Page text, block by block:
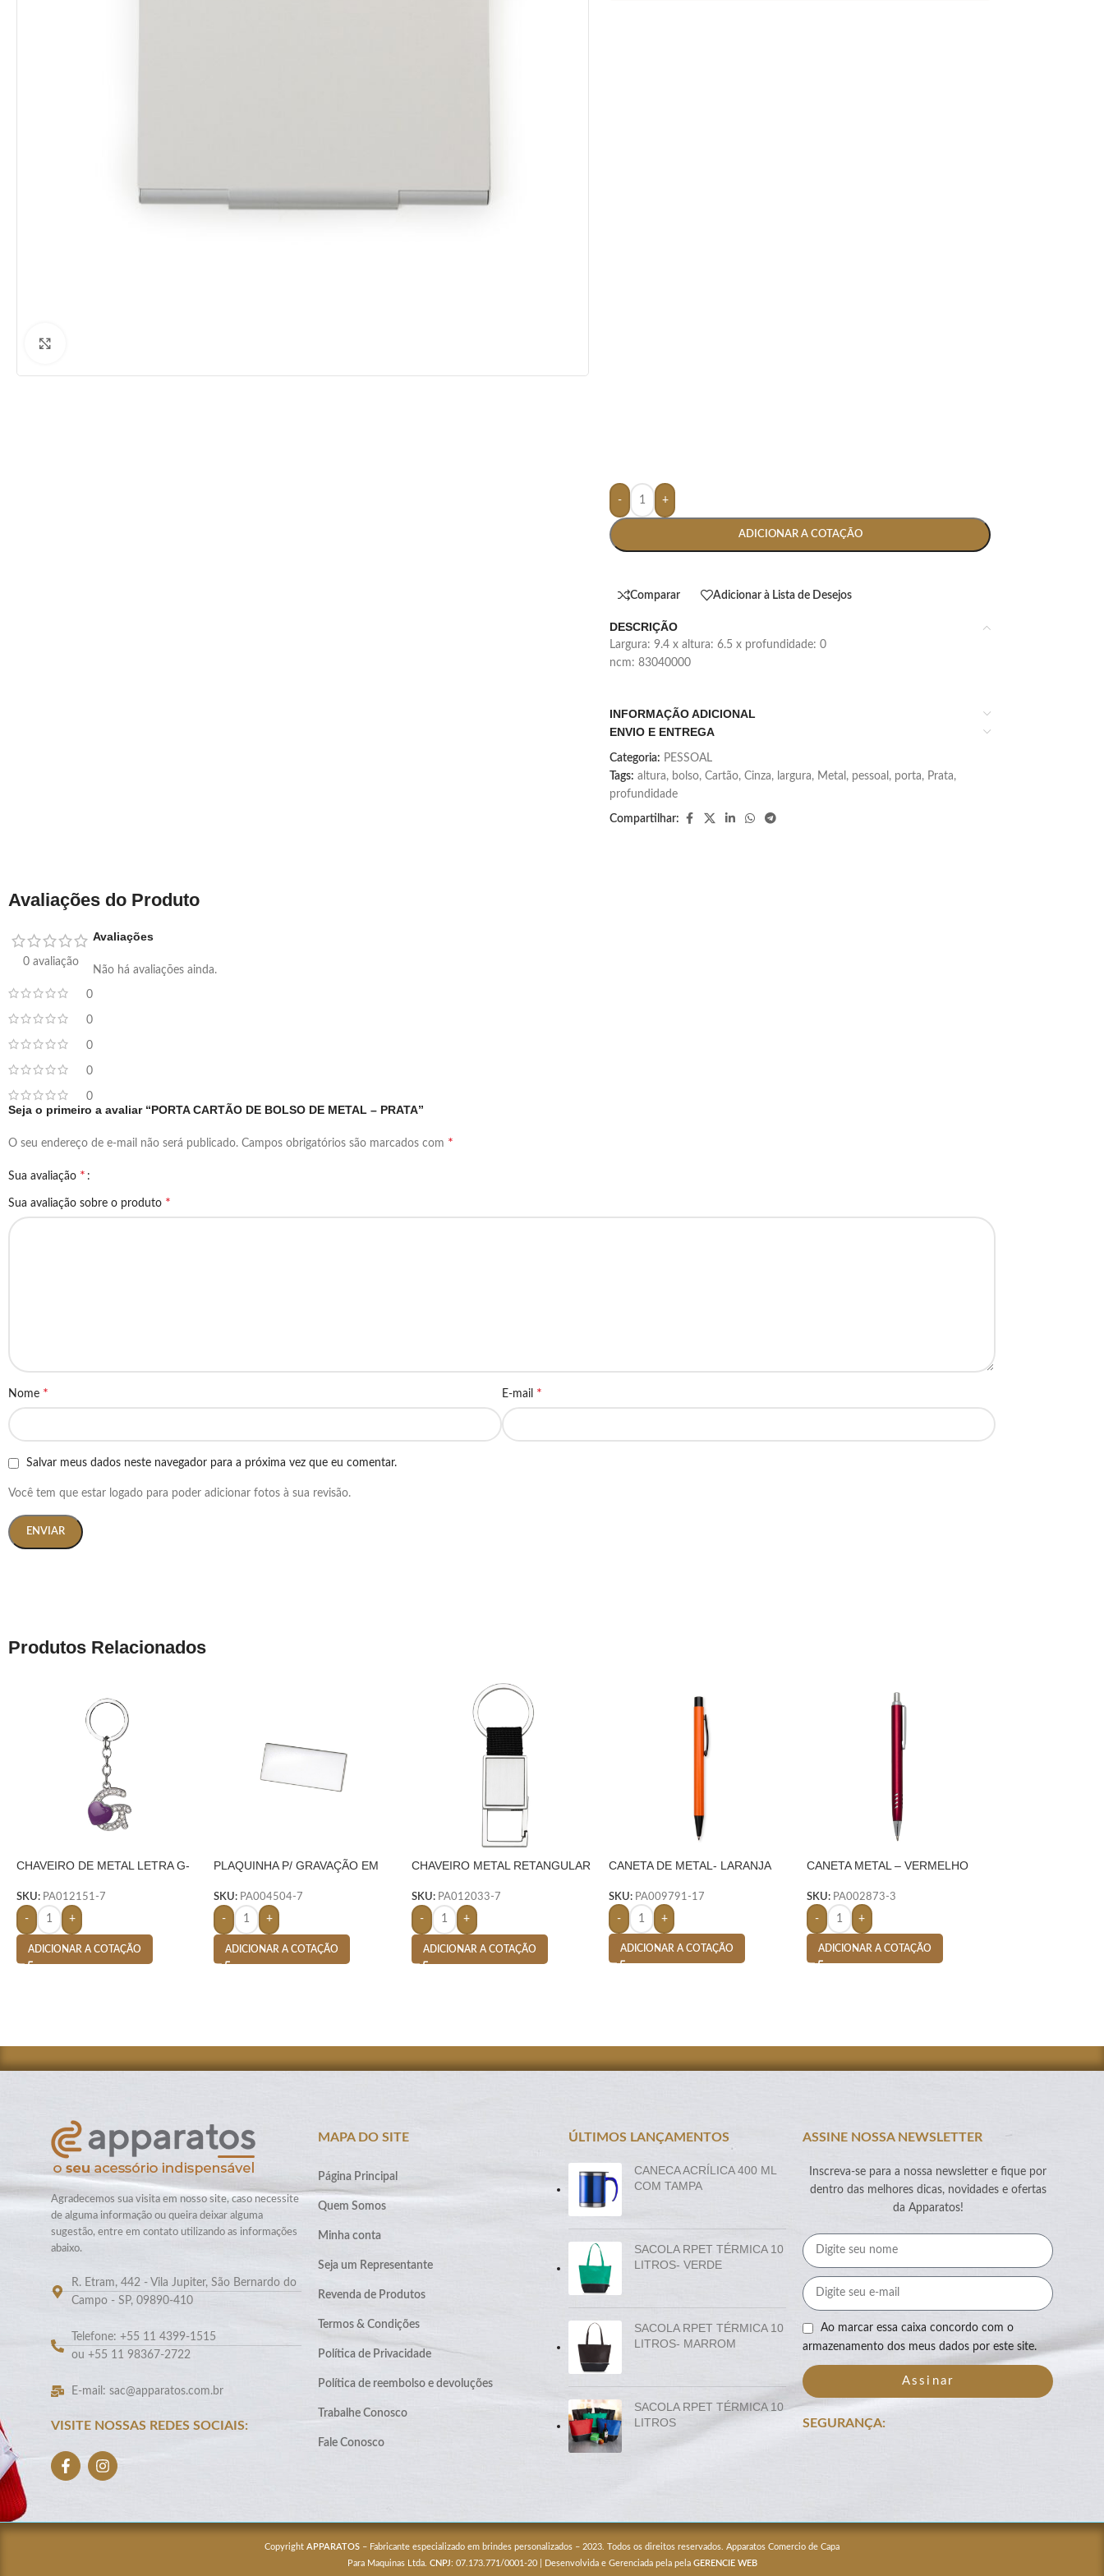
- +
ADICIONAR A COTAÇÃO
Comparar Adicionar à Lista de Desejos
DESCRIÇÃO
largura: 9.4 x altura: 6.5 x profundidade: 0
ncm: 83040000
INFORMAÇÃO ADICIONAL
ENVIO E ENTREGA
Categoria: PESSOAL
Tags: altura, bolso, Cartão, Cinza, largura, Metal , pessoal , porta, Prata,
profundidade
Compartilhar:
Avaliações do Produto
0 avaliação
0
0
0
0
0
Avaliações
Não há avaliações ainda.
Seja o primeiro a avaliar “PORTA CARTÃO DE BOLSO DE METAL – PRATA”
O seu endereço de e-mail não será publicado. Campos obrigatórios são marcados com *
Sua avaliação *
Sua avaliação sobre o produto *
Nome * E-mail *
Salvar meus dados neste navegador para a próxima vez que eu comentar.
Você tem que estar logado para poder adicionar fotos à sua revisão.
Produtos Relacionados
CHAVEIRO DE METAL LETRA G-
SKU: PA012151-7
- +
ADICIONAR A COTAÇÃO
PLAQUINHA P/ GRAVAÇÃO EM
SKU: PA004504-7
- +
ADICIONAR A COTAÇÃO
CHAVEIRO METAL RETANGULAR
SKU: PA012033-7
- +
ADICIONAR A COTAÇÃO
CANETA DE METAL- LARANJA
SKU: PA009791-17
- +
ADICIONAR A COTAÇÃO
CANETA METAL – VERMELHO
SKU: PA002873-3
- +
ADICIONAR A COTAÇÃO
Agradecemos sua visita em nosso site, caso necessite
de alguma informação ou queira deixar alguma
sugestão, entre em contato utilizando as informações
abaixo.
R. Etram, 442 - Vila Jupiter, São Bernardo do
Campo - SP, 09890-410
Telefone: +55 11 4399-1515
ou +55 11 98367-2722
E-mail: sac@apparatos.com.br
VISITE NOSSAS REDES SOCIAIS:
MAPA DO SITE
Página Principal
Quem Somos
Minha conta
Seja um Representante
Revenda de Produtos
Termos & Condições
Política de Privacidade
Política de reembolso e devoluções
Trabalhe Conosco
Fale Conosco
ÚLTIMOS LANÇAMENTOS
CANECA ACRÍLICA 400 ML
COM TAMPA
SACOLA RPET TÉRMICA 10
LITROS- VERDE
SACOLA RPET TÉRMICA 10
LITROS- MARROM
SACOLA RPET TÉRMICA 10
LITROS
ASSINE NOSSA NEWSLETTER
Inscreva-se para a nossa newsletter e fique por
dentro das melhores dicas, novidades e ofertas
da Apparatos!
Ao marcar essa caixa concordo com o
armazenamento dos meus dados por este site.
Assinar
SEGURANÇA:
Copyright APPARATOS – Fabricante especializado em brindes personalizados – 2023. Todos os direitos reservados. Apparatos Comercio de Capa
Para Maquinas Ltda. CNPJ: 07.173.771/0001-20 | Desenvolvida e Gerenciada pela pela GERENCIE WEB